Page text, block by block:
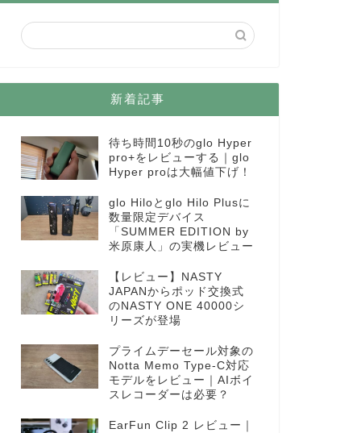
新着記事
待ち時間10秒のglo Hyper
pro+をレビューする｜glo
Hyper proは大幅値下げ！
glo Hiloとglo Hilo Plusに
数量限定デバイス
「SUMMER EDITION by
米原康人」の実機レビュー
【レビュー】NASTY
JAPANからポッド交換式
のNASTY ONE 40000シ
リーズが登場
プライムデーセール対象の
Notta Memo Type-C対応
モデルをレビュー｜AIボイ
スレコーダーは必要？
EarFun Clip 2 レビュー｜